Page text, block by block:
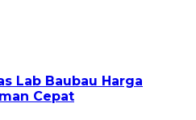
Lab Baubau Harga
Cepat